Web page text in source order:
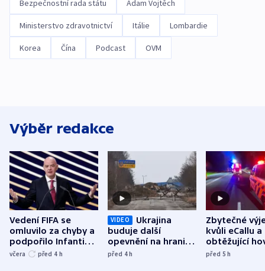
Bezpečnostní rada státu Adam Vojtěch
Ministerstvo zdravotnictví Itálie Lombardie
Korea Čína Podcast OVM
Výběr redakce
Vedení FIFA se
omluvilo za chyby a
podpořilo Infantina.
UEFA trvá na
včera před 4 h
VIDEO
Ukrajina
buduje další
opevnění na hranici
s Běloruskem
před 4h
Zbytečné
kvůli eCallu a
obtěžující
zdržují
před 5h